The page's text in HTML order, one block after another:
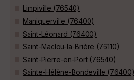
Limpiville (76540)
Maniquerville (76400)
Saint-Léonard (76400)
Saint-Maclou-la-Brière (76110)
Saint-Pierre-en-Port (76540)
Sainte-Hélène-Bondeville (76400)